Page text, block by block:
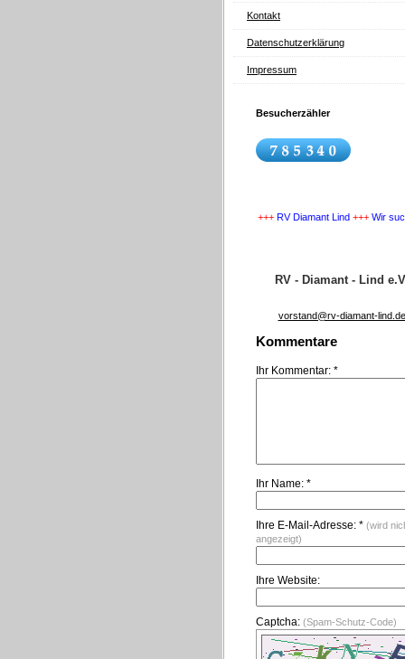
Kontakt
Datenschutzerklärung
Impressum
Besucherzähler
RV Diamant Lind+++ Wir suchen
RV - Diamant - Lind
vorstand@rv-diamant-lind.de
Kommentare
Ihr Kommentar: *
Ihr Name: *
Ihre E-Mail-Adresse: * (wird
angezeigt)
Ihre Website:
Captcha: (Spam-Schutz-Code)